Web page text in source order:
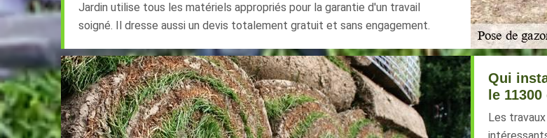
Jardin utilise tous les matériels appropriés pour la garantie d'un travail
soigné. Il dresse aussi un devis totalement gratuit et sans engagement.
Qui
le
Les